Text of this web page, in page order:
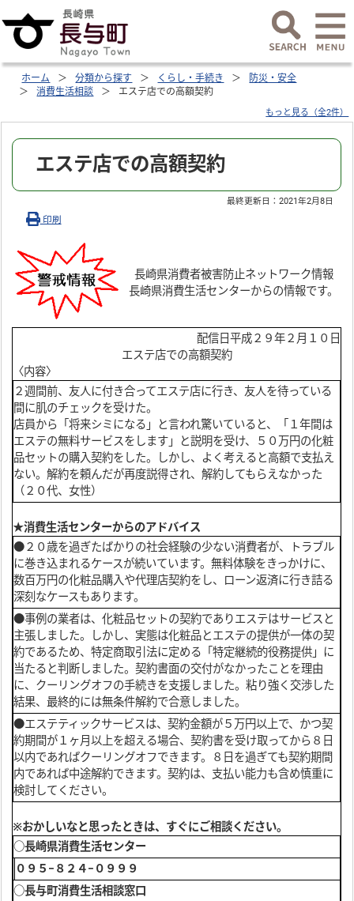
ホーム 分類から探す くらし・手続き
防災・安全
消費生活相談
エステ店での高額契約
もっと見る（全2件）
エステ店での高額契約
最終更新日：2021年2月8日
印刷
長崎県消費者被害防止ネットワーク情報
長崎県消費生活センターからの情報です。
配信日平成２９年２月１０日
エステ店での高額契約
〈内容〉
２週間前、友人に付き合ってエステ店に行き、友人を待っている
間に肌のチェックを受けた。
店員から「将来シミになる」と言われ驚いていると、「１年間は
エステの無料サービスをします」と説明を受け、５０万円の化粧
品セットの購入契約をした。しかし、よく考えると高額で支払え
ない。解約を頼んだが再度説得され、解約してもらえなかった
（２０代、女性）
★消費生活センターからのアドバイス
●２０歳を過ぎたばかりの社会経験の少ない消費者が、トラブル
に巻き込まれるケースが続いています。無料体験をきっかけに、
数百万円の化粧品購入や代理店契約をし、ローン返済に行き詰る
深刻なケースもあります。
●事例の業者は、化粧品セットの契約でありエステはサービスと
主張しました。しかし、実態は化粧品とエステの提供が一体の契
約であるため、特定商取引法に定める「特定継続的役務提供」に
当たると判断しました。契約書面の交付がなかったことを理由
に、クーリングオフの手続きを支援しました。粘り強く交渉した
結果、最終的には無条件解約で合意しました。
●エステティックサービスは、契約金額が５万円以上で、かつ契
約期間が１ヶ月以上を超える場合、契約書を受け取ってから８日
以内であればクーリングオフできます。８日を過ぎても契約期間
内であれば中途解約できます。契約は、支払い能力も含め慎重に
検討してください。
※おかしいなと思ったときは、すぐにご相談ください。
○長崎県消費生活センター
０９５−８２４−０９９９
○長与町消費生活相談窓口